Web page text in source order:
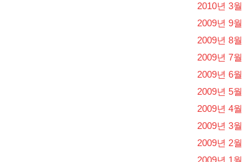
2010년 3월
2009년 9월
2009년 8월
2009년 7월
2009년 6월
2009년 5월
2009년 4월
2009년 3월
2009년 2월
2009년 1월